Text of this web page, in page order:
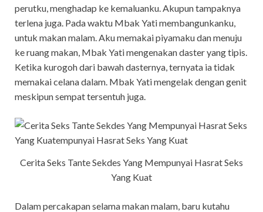
perutku, menghadap ke kemaluanku. Akupun tampaknya
terlena juga. Pada waktu Mbak Yati membangunkanku,
untuk makan malam. Aku memakai piyamaku dan menuju
ke ruang makan, Mbak Yati mengenakan daster yang tipis.
Ketika kurogoh dari bawah dasternya, ternyata ia tidak
memakai celana dalam. Mbak Yati mengelak dengan genit
meskipun sempat tersentuh juga.
Cerita Seks Tante Sekdes Yang Mempunyai Hasrat Seks
Yang Kuat
Dalam percakapan selama makan malam, baru kutahu